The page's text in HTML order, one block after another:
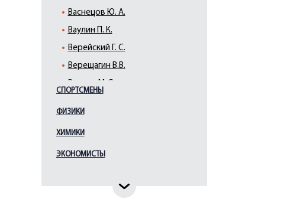
Васнецов Ю. А.
Ваулин П. К.
Верейский Г. С.
Верещагин В.В.
Галактионов С. Ф.
Гауш А. Ф.
Гоголев К.А.
СПОРТСМЕНЫ
ФИЗИКИ
ХИМИКИ
ЭКОНОМИСТЫ